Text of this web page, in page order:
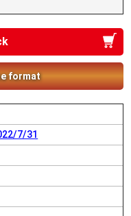
format
7/31